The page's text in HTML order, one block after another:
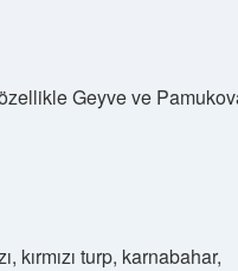
Geyve ve
kırmızı turp, karnabahar,